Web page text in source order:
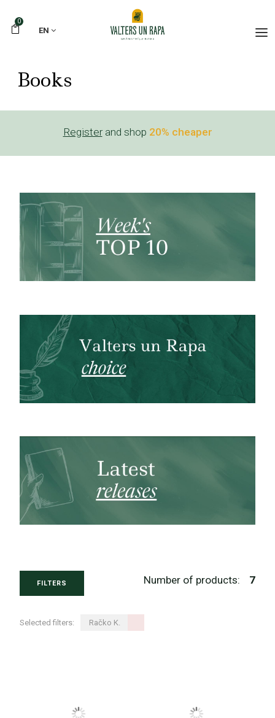
0
EN
Books
Register and shop 20% cheaper
FILTERS Number of products: 7
Selected filters: Račko K.